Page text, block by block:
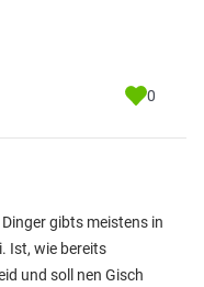
0
gibts meistens in
Ist, wie bereits
und soll nen Gisch